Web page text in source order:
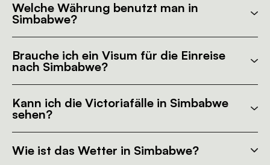
Welche Währung benutzt man in
Simbabwe?
Brauche ich ein Visum für die Einreise
nach Simbabwe?
Kann ich die Victoriafälle in Simbabwe
sehen?
Wie ist das Wetter in Simbabwe?